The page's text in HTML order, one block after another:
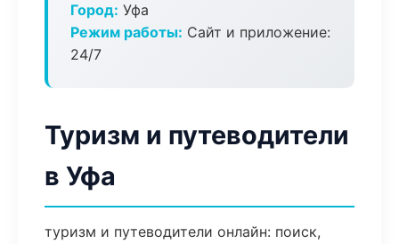
Город: Уфа
Режим работы: Сайт и приложение:
24/7
Туризм и путеводители
в Уфа
туризм и путеводители онлайн: поиск,